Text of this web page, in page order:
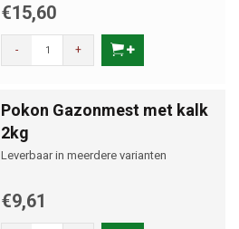
€15,60
- +
Pokon Gazonmest met kalk
2kg
Leverbaar in meerdere varianten
€9,61